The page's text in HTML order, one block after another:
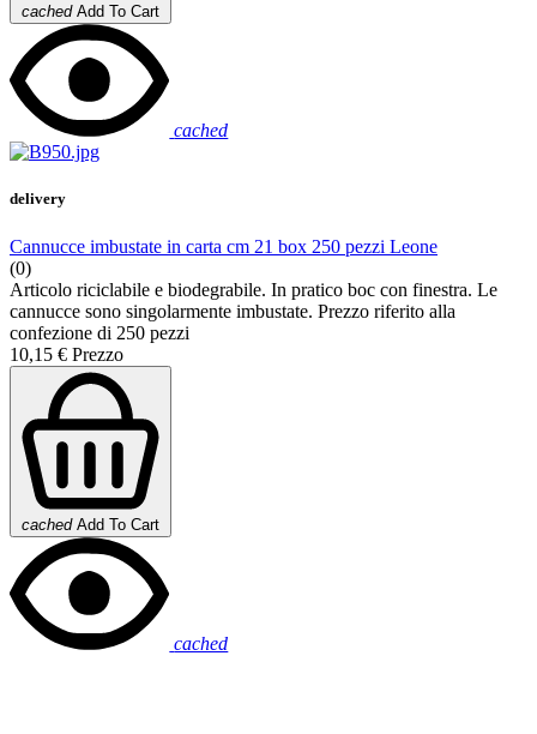
cached Add To Cart
cached
delivery
Cannucce imbustate in carta cm 21 box 250 pezzi Leone
(0)
Articolo riciclabile e biodegrabile. In pratico boc con finestra. Le
cannucce sono singolarmente imbustate. Prezzo riferito alla
confezione di 250 pezzi
10,15 € Prezzo
cached Add To Cart
cached